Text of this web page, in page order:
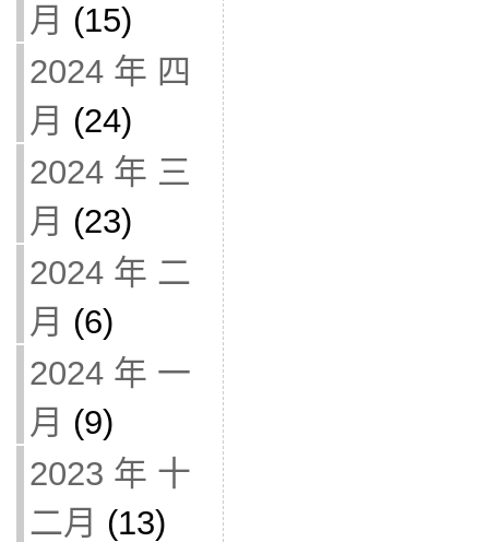
月 (15)
2024 年 四
月 (24)
2024 年 三
月 (23)
2024 年 二
月 (6)
2024 年 一
月 (9)
2023 年 十
二月 (13)